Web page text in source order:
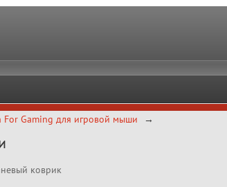
For Gaming для игровой мыши
коврик